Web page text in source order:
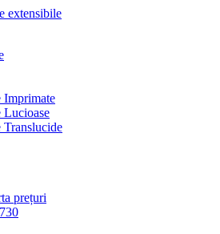
Imprimate
Lucioase
Translucide
prețuri